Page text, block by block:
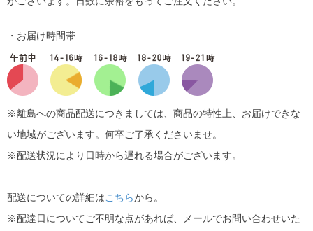
・お届け時間帯
※離島への商品配送につきましては、商品の特性上、お届けできな
い地域がございます。何卒ご了承くださいませ。
※配送状況により日時から遅れる場合がございます。
配送についての詳細はこちらから。
※配達日についてご不明な点があれば、メールでお問い合わせいた